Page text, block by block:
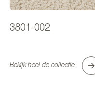
3801-002
Bekijk heel de collectie